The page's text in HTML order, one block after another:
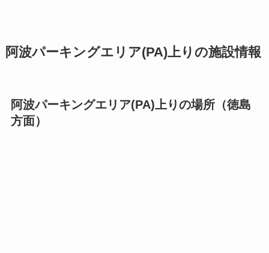
阿波パーキングエリア(PA)上りの施設情報
阿波パーキングエリア(PA)上りの場所（徳島
方面）